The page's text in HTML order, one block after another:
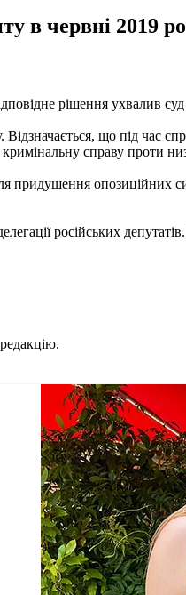
червні 2019
рішення ухвалив суд
що під час
справу проти
придушення опозиційних
російських